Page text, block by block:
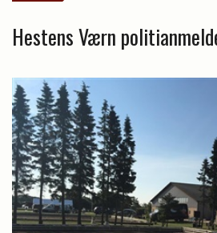
Hestens Værn